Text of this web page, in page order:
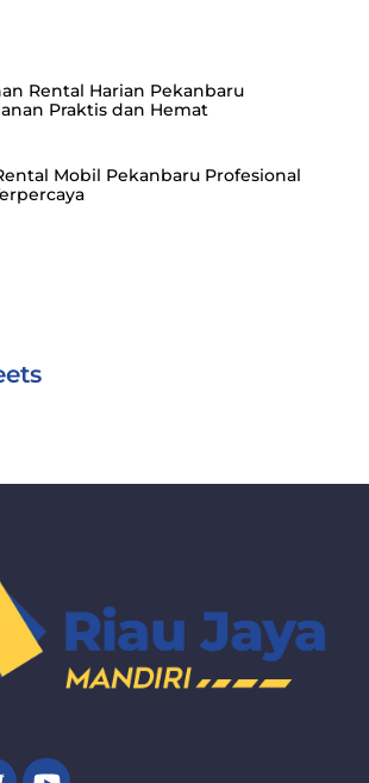
Rental Harian Pekanbaru
Praktis dan Hemat
Mobil Pekanbaru Profesional